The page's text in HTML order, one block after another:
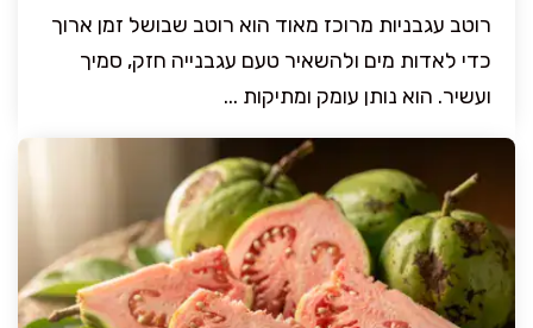
רוטב עגבניות מרוכז מאוד הוא רוטב שבושל זמן ארוך
כדי לאדות מים ולהשאיר טעם עגבנייה חזק, סמיך
ועשיר. הוא נותן עומק ומתיקות ...